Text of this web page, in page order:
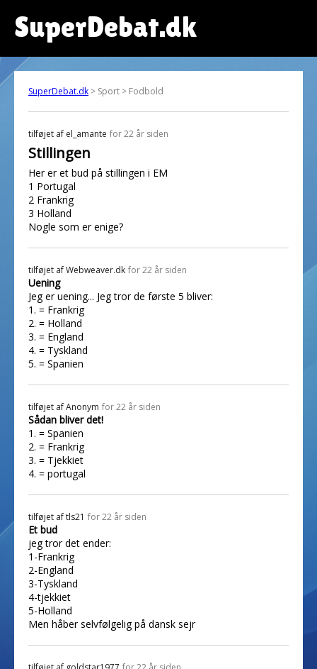
SuperDebat.dk
SuperDebat.dk > Sport > Fodbold
tilføjet af el_amante for 22 år siden
Stillingen
Her er et bud på stillingen i EM
1 Portugal
2 Frankrig
3 Holland
Nogle som er enige?
tilføjet afWebweaver.dk for 22 år siden
Uening
Jeg er uening... Jeg tror de første 5 bliver:
1. = Frankrig
2. = Holland
3. = England
4. = Tyskland
5. = Spanien
tilføjet afAnonym for 22 år siden
Sådan bliver det!
1. = Spanien
2. = Frankrig
3. = Tjekkiet
4. = portugal
tilføjet aftls21 for 22 år siden
Et bud
jeg tror det ender:
1-Frankrig
2-England
3-Tyskland
4-tjekkiet
5-Holland
Men håber selvfølgelig på dansk sejr